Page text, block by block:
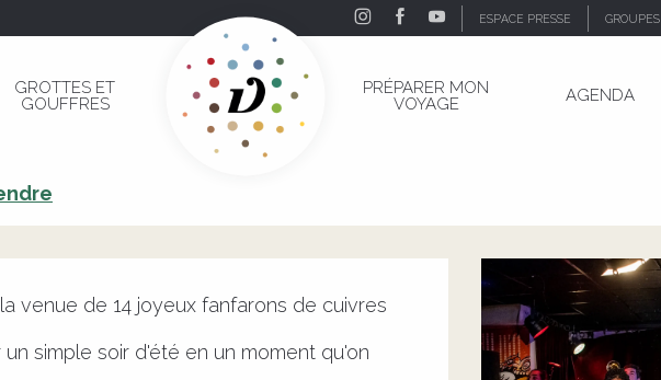
ESPACE PRESSE GROUPES
GROTTES ET
GOUFFRES
PRÉPARER MON
VOYAGE
AGENDA
Brass Gang
venue de 14 joyeux fanfarons de cuivres
simple soir d'été en un moment qu'on